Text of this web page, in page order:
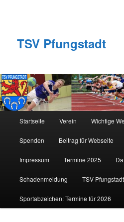
TSV Pfungstadt
Startseite Verein Wichtige
Spenden Beitrag für Webseite
Impressum Termine 2025
Schadenmeldung TSV
Sportabzeichen: Termine für 2026